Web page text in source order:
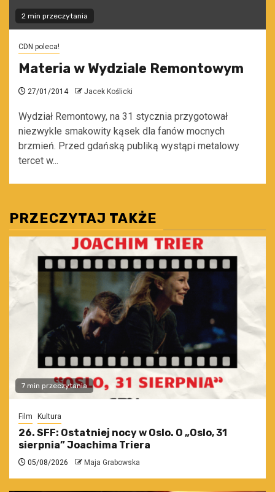
2 min przeczytania
CDN poleca!
Materia w Wydziale Remontowym
27/01/2014 Jacek Koślicki
Wydział Remontowy, na 31 stycznia przygotował
niezwykle smakowity kąsek dla fanów mocnych
brzmień. Przed gdańską publiką wystąpi metalowy
tercet w...
PRZECZYTAJ TAKŻE
7 min przeczytania
Film Kultura
26. SFF: Ostatniej nocy w Oslo. O „Oslo, 31
sierpnia” Joachima Triera
05/08/2026 Maja Grabowska